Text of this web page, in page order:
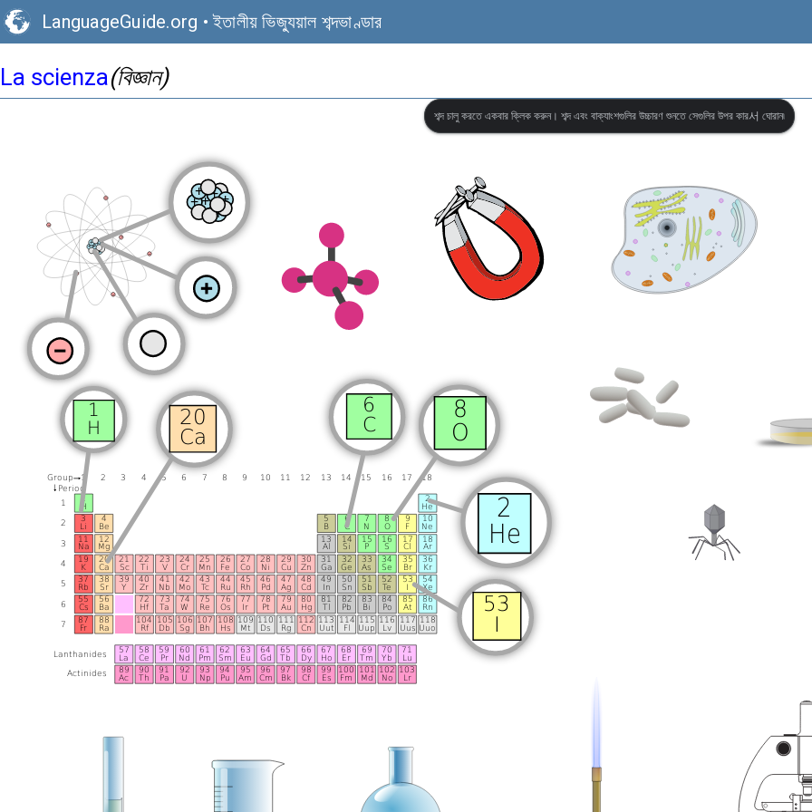
LanguageGuide.org •ইতালীয় ভিজ্যুয়াল শব্দভাণ্ডার
La scienza(বিজ্ঞান)
শব্দ চালু করতে একবার ক্লিক করুন। শব্দ এবং বাক্যাংশগুলির উচ্চারণ শুনতে সেগুলির উপর কার서 ঘোরান৷